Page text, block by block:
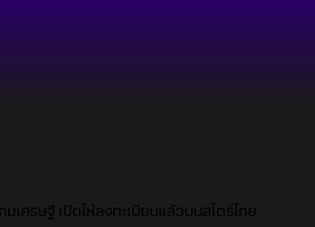
เศรษฐี เปิดให้ลงทะเบียนแล้วบนสโตร์ไทย